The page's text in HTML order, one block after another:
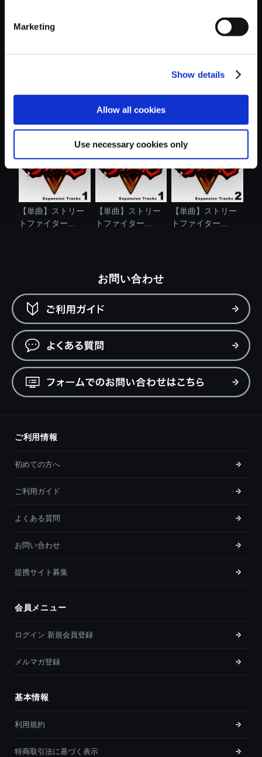
Marketing
Show details
Allow all cookies
Use necessary cookies only
【アルバム】スト
【単曲】ストリー
トファイター...
【単曲】ストリー
【単曲】ストリー
トファイター...
【単曲】ストリー
トファイター...
【単曲】ストリー
トファイター...
お問い合わせ
ご利用情報
初めての方へ
ご利用ガイド
よくある質問
お問い合わせ
提携サイト募集
会員メニュー
ログイン 新規会員登録
メルマガ登録
基本情報
利用規約
特商取引法に基づく表示